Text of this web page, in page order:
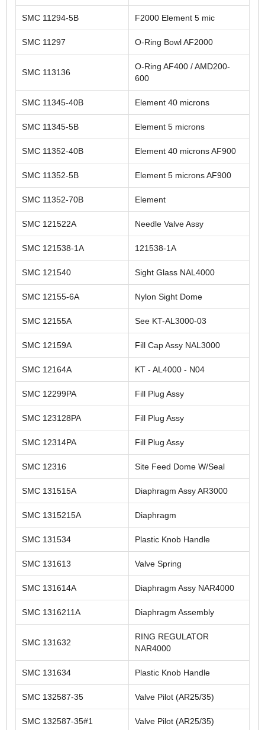
SMC 11294-5B F2000 Element 5 mic
SMC 11297 O-Ring Bowl AF2000
SMC 113136
O-Ring AF400 / AMD200-
600
SMC 11345-40B Element 40 microns
SMC 11345-5B Element 5 microns
SMC 11352-40B Element 40 microns AF900
SMC 11352-5B Element 5 microns AF900
SMC 11352-70B Element
SMC 121522A Needle Valve Assy
SMC 121538-1A 121538-1A
SMC 121540 Sight Glass NAL4000
SMC 12155-6A Nylon Sight Dome
SMC 12155A See KT-AL3000-03
SMC 12159A Fill Cap Assy NAL3000
SMC 12164A KT - AL4000 - N04
SMC 12299PA Fill Plug Assy
SMC 123128PA Fill Plug Assy
SMC 12314PA Fill Plug Assy
SMC 12316 Site Feed Dome W/Seal
SMC 131515A Diaphragm Assy AR3000
SMC 1315215A Diaphragm
SMC 131534 Plastic Knob Handle
SMC 131613 Valve Spring
SMC 131614A Diaphragm Assy NAR4000
SMC 1316211A Diaphragm Assembly
SMC 131632
RING REGULATOR
NAR4000
SMC 131634 Plastic Knob Handle
SMC 132587-35 Valve Pilot (AR25/35)
SMC 132587-35#1 Valve Pilot (AR25/35)